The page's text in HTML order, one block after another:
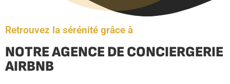
Retrouvez la sérénité grâce à
NOTRE AGENCE DE CONCIERGERIE
AIRBNB